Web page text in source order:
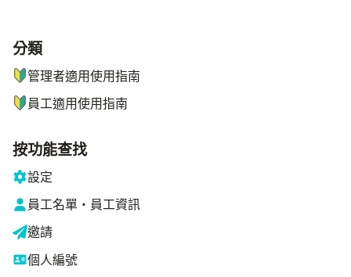
ナビゲーションメニュー
分類
管理者適用使用指南
員工適用使用指南
按功能查找
設定
員工名單・員工資訊
邀請
個人編號